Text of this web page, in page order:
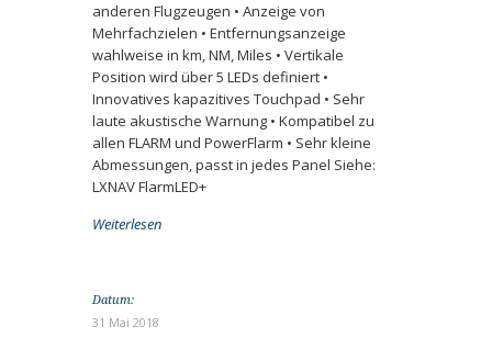
anderen Flugzeugen • Anzeige von
Mehrfachzielen • Entfernungsanzeige
wahlweise in km, NM, Miles • Vertikale
Position wird über 5 LEDs definiert •
Innovatives kapazitives Touchpad • Sehr
laute akustische Warnung • Kompatibel zu
allen FLARM und PowerFlarm • Sehr kleine
Abmessungen, passt in jedes Panel Siehe:
LXNAV FlarmLED+
Weiterlesen
Datum:
31 Mai 2018